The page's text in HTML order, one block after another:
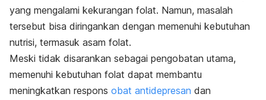
yang mengalami kekurangan folat. Namun, masalah
tersebut bisa diringankan dengan memenuhi kebutuhan
nutrisi, termasuk asam folat.
Meski tidak disarankan sebagai pengobatan utama,
memenuhi kebutuhan folat dapat membantu
meningkatkan respons obat antidepresan dan